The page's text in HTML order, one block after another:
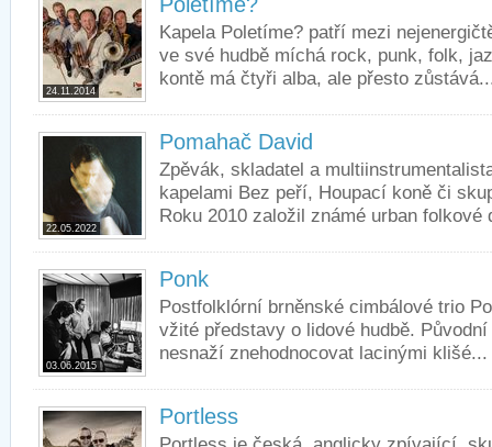
24.11.2014
Kapela Poletíme? patří mezi
ve své hudbě míchá rock, punk, folk,
kontě má čtyři alba, ale přesto
22.05.2022
Pomahač David
Zpěvák, skladatel a
kapelami Bez peří, Houpací koně či
Roku 2010 založil známé urban folkové
03.06.2015
Ponk
Postfolklórní brněnské cimbálové trio
vžité představy o lidové hudbě.
nesnaží znehodnocovat lacinými klišé...
Portless